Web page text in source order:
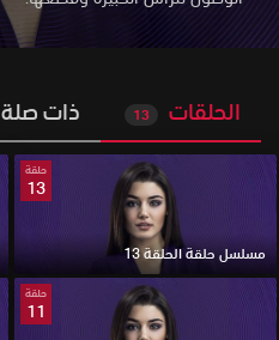
الحلقات 13 ذات صلة
حلقة
13
مسلسل حلقة الحلقة 13
حلقة
11